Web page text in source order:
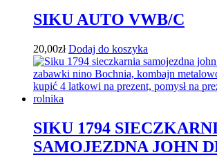
SIKU AUTO VWB/C
20,00zł Dodaj do koszyka
SIKU 1794
SAMOJEZDNA JOHN